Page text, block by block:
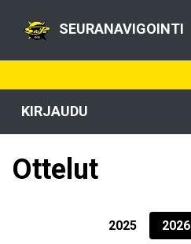
SEURANAVIGOINTI
KIRJAUDU
Ottelut
2025 2026